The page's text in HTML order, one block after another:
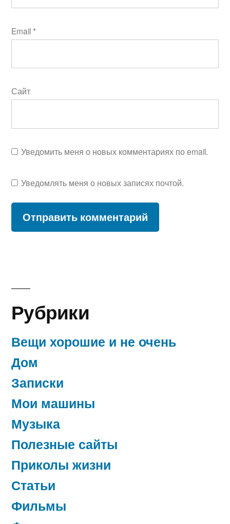
Email *
Сайт
Уведомить меня о новых комментариях по email.
Уведомлять меня о новых записях почтой.
Рубрики
Вещи хорошие и не очень
Дом
Записки
Мои машины
Музыка
Полезные сайты
Приколы жизни
Статьи
Фильмы